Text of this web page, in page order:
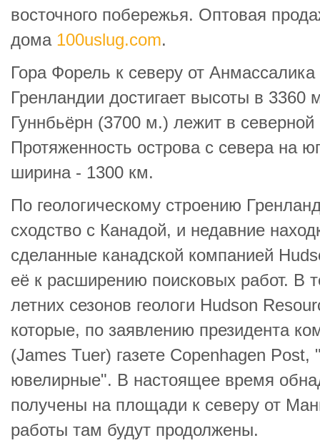
восточного побережья. Оптовая
дома 100uslug.com.
Гора Форель к северу от Анмассалика
Гренландии достигает высоты в 3360
Гуннбьёрн (3700 м.) лежит в северной
Протяженность острова с севера на
ширина - 1300 км.
По геологическому строению
сходство с Канадой, и недавние
сделанные канадской компанией
её к расширению поисковых работ. В
летних сезонов геологи Hudson
которые, по заявлению президента
(James Tuer) газете Copenhagen
ювелирные". В настоящее время
получены на площади к северу от
работы там будут продолжены.